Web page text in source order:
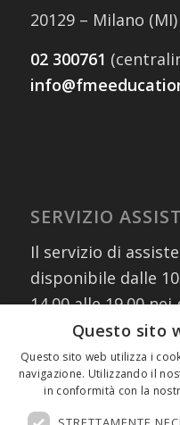
20129 – Milano (MI)
02 300761
SERVIZIO
Il servizio di
disponibile dalle
14.00 alle 19.00
contattando i
02 30076303
327 8882745
oppure scrivendo a:
Questo sito
Questo sito web utilizza i
navigazione. Utilizzando il
in conformità con la